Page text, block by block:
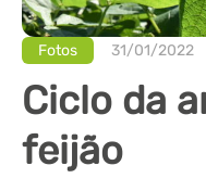
Fotos 31/01/2022
Ciclo da
feijão